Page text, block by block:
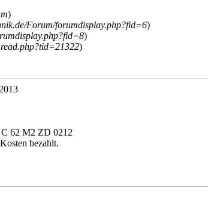
)
Forum/forumdisplay.php?fid=6)
)
)
C 62 M2 ZD 0212
bezahlt.